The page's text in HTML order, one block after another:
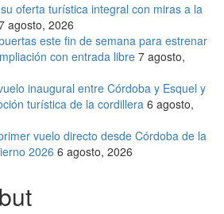
oferta turística integral con miras a la
agosto, 2026
este fin de semana para estrenar
con entrada libre 7 agosto,
inaugural entre Córdoba y Esquel y
turística de la cordillera 6 agosto,
vuelo directo desde Córdoba de la
2026 6 agosto, 2026